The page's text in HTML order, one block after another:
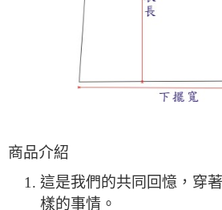
商品介紹
這是我們的共同回憶，穿
樣的事情。